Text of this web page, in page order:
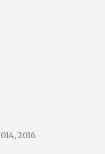
2016